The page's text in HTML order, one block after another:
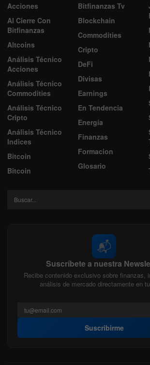
Acciones
Al Cierre Con
Bitfinanzas
Altcoins
Análisis Técnico
Acciones
Análisis Técnico
Commodities
Análisis Técnico
Cripto
Análisis Técnico
Indices
Bitcoin
Bitcoin
Bitfinanzas Tv
Blockchain
Commodities
Cripto
DeFi
Divisas
Earnings
En Tendencia
Energía
Finanzas
Formacion
Glosario
📬
Suscríbete a nuestra
Recibe contenido exclusivo sobre finanzas,
análisis de mercado directamente en
Suscribirme